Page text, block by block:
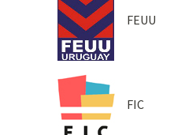
FEUU
FIC